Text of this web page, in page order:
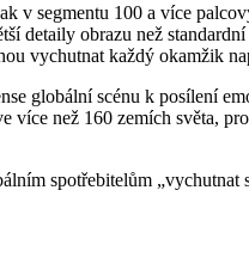
segmentu 100 a více
detaily obrazu než
vychutnat každý okamžik
globální scénu k posílení
než 160 zemích světa,
spotřebitelům